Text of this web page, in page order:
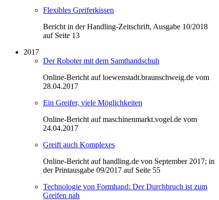
Flexibles Greiferkissen
Bericht in der Handling-Zeitschrift, Ausgabe 10/2018
auf Seite 13
2017
Der Roboter mit dem Samthandschuh
Online-Bericht auf loewenstadt.braunschweig.de vom
28.04.2017
Ein Greifer, viele Möglichkeiten
Online-Bericht auf maschinenmarkt.vogel.de vom
24.04.2017
Greift auch Komplexes
Online-Bericht auf handling.de von September 2017; in
der Printausgabe 09/2017 auf Seite 55
Technologie von Formhand: Der Durchbruch ist zum
Greifen nah